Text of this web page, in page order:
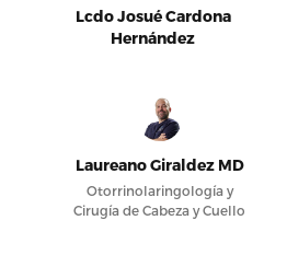
Lcdo Josué Cardona
Hernández
Laureano Giraldez MD
Otorrinolaringología y
Cirugía de Cabeza y Cuello